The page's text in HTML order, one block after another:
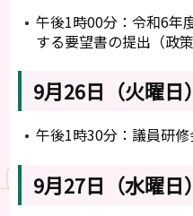
午後1時00分：令和6年
する要望書の提出（政策
9月26日（火曜日）
午後1時30分：議員研修
9月27日（水曜日）